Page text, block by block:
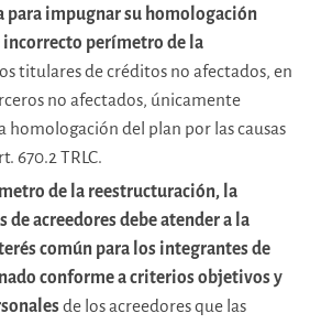
para impugnarsu homologación
incorrecto perímetro de la
titulares de créditos no afectados, en
no afectados, únicamente
homologación del plan por las causas
670.2 TRLC.
de la reestructuración, la
de acreedores debe atender a la
común para los integrantes de
conforme a criterios objetivos y
de los acreedores que las